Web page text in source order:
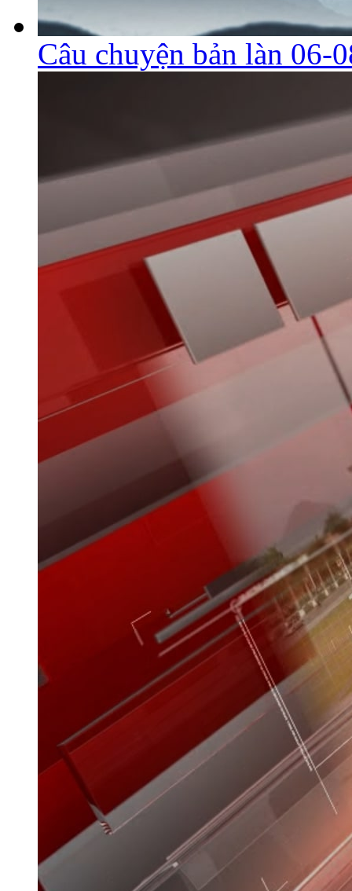
Câu chuyện bản làn 06-